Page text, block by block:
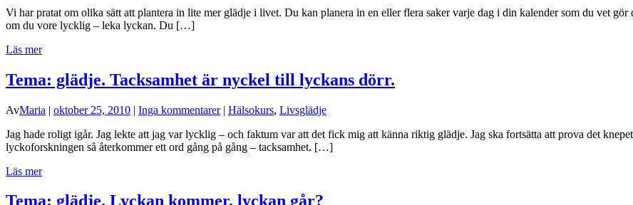
Vi har pratat om olika sätt att plantera in lite mer glädje i livet. Du kan planera in en eller flera saker varje dag i din kalender som du vet
om du vore lycklig – leka lyckan. Du […]
Läs mer
Tema: glädje. Tacksamhet är nyckel till lyckans dörr.
AvMaria | oktober 25, 2010 | Inga kommentarer| Hälsokurs, Livsglädje
Jag hade roligt igår. Jag lekte att jag var lycklig – och faktum var att det fick mig att känna riktig glädje. Jag ska fortsätta att prova det
lyckoforskningen så återkommer ett ord gång på gång – tacksamhet. […]
Läs mer
Tema: glädje. Lyckan kommer, lyckan går?